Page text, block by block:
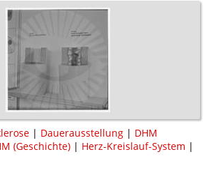
| Dauerausstellung | DHM
(Geschichte) | Herz-Kreislauf-System |